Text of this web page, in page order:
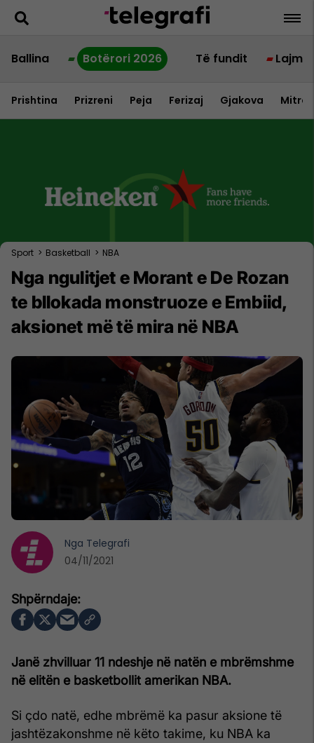
Ballina Botërori 2026 Të fundit Lajme
Prishtina Prizreni Peja Ferizaj Gjakova
Sport > Basketball > NBA
Nga ngulitjet e Morant e De Rozan
te bllokada monstruoze e Embiid,
aksionet më të mira në NBA
Janë zhvilluar 11 ndeshje në natën e mbrëmshme
në elitën e basketbollit amerikan NBA.
Si çdo natë, edhe mbrëmë ka pasur aksione të
jashtëzakonshme në këto takime, ku NBA ka
Nga Telegrafi
04/11/2021